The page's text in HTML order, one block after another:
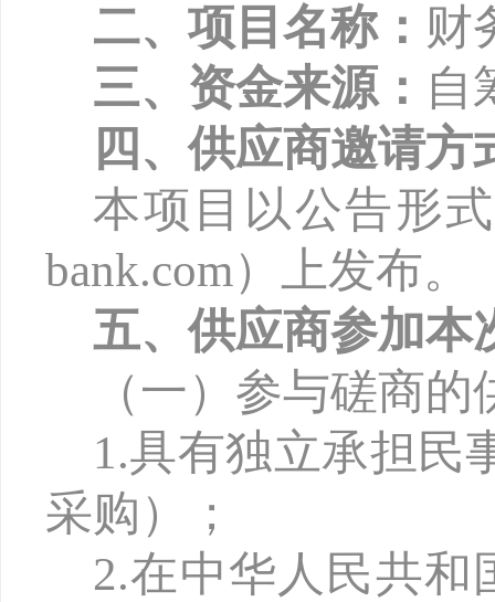
二、项目名称： 财
三、资金来源： 自
四、供应商邀请方
本项目以公告形
bank.com）上发布。
五、供应商参加本
（一）参与磋商
1.具有独立承担民
采购）；
2.在中华人民共和